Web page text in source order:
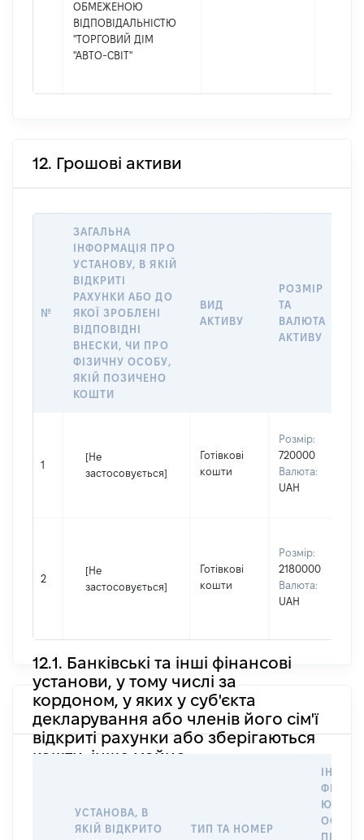
ОБМЕЖЕНОЮ
ВІДПОВІДАЛЬНІСТЮ
"ТОРГОВИЙ ДІМ
"АВТО-СВІТ"
12. Грошові активи
№
ЗАГАЛЬНА
ІНФОРМАЦІЯ ПРО
УСТАНОВУ, В ЯКІЙ
ВІДКРИТІ
РАХУНКИ АБО ДО
ЯКОЇ ЗРОБЛЕНІ
ВІДПОВІДНІ
ВНЕСКИ, ЧИ ПРО
ФІЗИЧНУ ОСОБУ,
ЯКІЙ ПОЗИЧЕНО
КОШТИ
ВИД
АКТИВУ
РОЗМІР
ТА
ВАЛЮТА
АКТИВУ
1
[Не
застосовується]
Готівкові
кошти
Розмір:
720000
Валюта:
UAH
2
[Не
застосовується]
Готівкові
кошти
Розмір:
2180000
Валюта:
UAH
12.1. Банківські та інші фінансові
установи, у тому числі за
кордоном, у яких у суб'єкта
декларування або членів його сім'ї
відкриті рахунки або зберігаються
кошти, інше майно
УСТАНОВА, В
ЯКІЙ ВІДКРИТО
ТИП ТА НОМЕР
ПРАВО